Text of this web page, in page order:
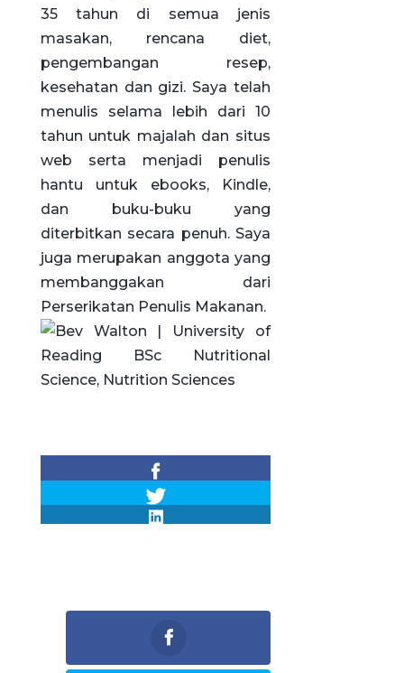
35 tahun di semua jenis
masakan, rencana diet,
pengembangan resep,
kesehatan dan gizi. Saya telah
menulis selama lebih dari 10
tahun untuk majalah dan situs
web serta menjadi penulis
hantu untuk ebooks, Kindle,
dan buku-buku yang
diterbitkan secara penuh. Saya
juga merupakan anggota yang
membanggakan dari
Perserikatan Penulis Makanan.